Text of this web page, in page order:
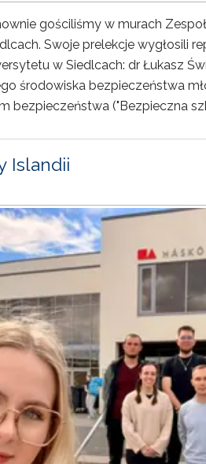
gościliśmy w murach
Swoje prelekcje wygłosili
w Siedlcach: dr Łukasz
środowiska bezpieczeństwa
bezpieczeństwa ("Bezpieczna
Islandii